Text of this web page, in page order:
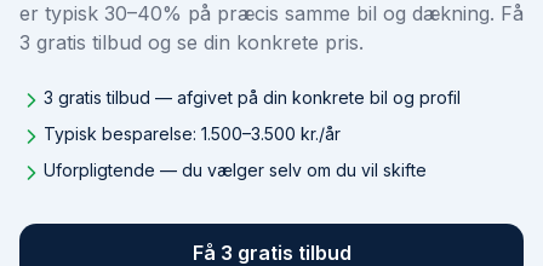
er typisk 30–40% på præcis samme bil og dækning. Få
3 gratis tilbud og se din konkrete pris.
3 gratis tilbud — afgivet på din konkrete bil og profil
Typisk besparelse: 1.500–3.500 kr./år
Uforpligtende — du vælger selv om du vil skifte
Få 3 gratis tilbud